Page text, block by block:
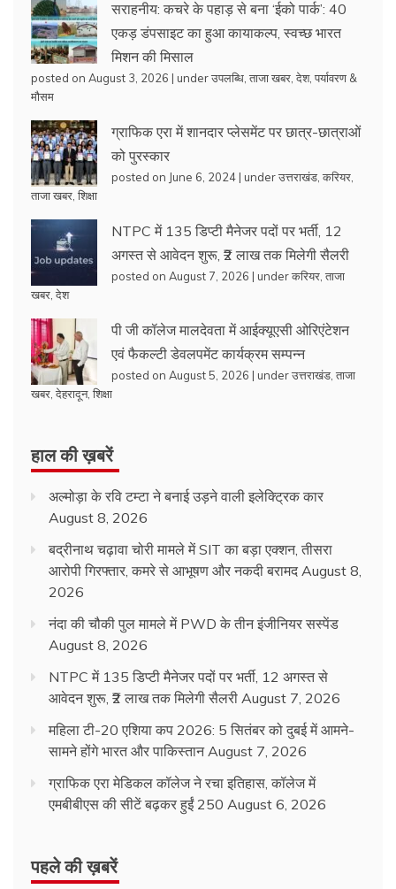
सराहनीय: कचरे के पहाड़ से बना ‘ईको पार्क’: 40
एकड़ डंपसाइट का हुआ कायाकल्प, स्वच्छ भारत
मिशन की मिसाल
posted on August 3, 2026 | underउपलब्धि ताजा खबर देश, पर्यावरण &
मौसम
ग्राफिक एरा में शानदार प्लेसमेंट पर छात्र-छात्राओं
को पुरस्कार
posted on June 6, 2024 | underउत्तराखंड करियर
ताजा खबर शिक्षा
NTPC में 135 डिप्टी मैनेजर पदों पर भर्ती, 12
अगस्त से आवेदन शुरू, ₹2 लाख तक मिलेगी सैलरी
posted on August 7, 2026 | underकरियर ताजा
खबर देश
पी जी कॉलेज मालदेवता में आईक्यूएसी ओरिएंटेशन
एवं फैकल्टी डेवलपमेंट कार्यक्रम सम्पन्न
posted on August 5, 2026 | underउत्तराखंड ताजा
खबर देहरादून, शिक्षा
हाल की ख़बरें
अल्मोड़ा के रवि टम्टा ने बनाई उड़ने वाली इलेक्ट्रिक कार
August 8, 2026
बद्रीनाथ चढ़ावा चोरी मामले में SIT का बड़ा एक्शन, तीसरा
आरोपी गिरफ्तार, कमरे से आभूषण और नकदी बरामद August 8,
2026
नंदा की चौकी पुल मामले में PWD के तीन इंजीनियर सस्पेंड
August 8, 2026
NTPC में 135 डिप्टी मैनेजर पदों पर भर्ती, 12 अगस्त से
आवेदन शुरू, ₹2 लाख तक मिलेगी सैलरी August 7, 2026
महिला टी-20 एशिया कप 2026: 5 सितंबर को दुबई में आमने-
सामने होंगे भारत और पाकिस्तान August 7, 2026
ग्राफिक एरा मेडिकल कॉलेज ने रचा इतिहास, कॉलेज में
एमबीबीएस की सीटें बढ़कर हुईं 250 August 6, 2026
पहले की ख़बरें